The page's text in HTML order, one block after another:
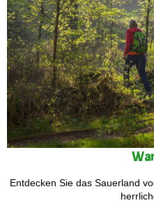
Entdecken Sie das Sauerland